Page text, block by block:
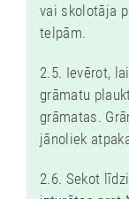
vai skolotāja
telpām.
2.5. Ievērot,
grāmatu
grāmatas.
jānoliek
2.6. Sekot